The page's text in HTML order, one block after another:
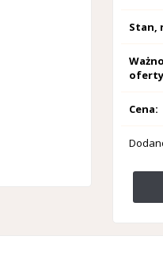
Stan,
Cena: